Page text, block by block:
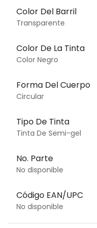
Color Del Barril
Transparente
Color De La Tinta
Color Negro
Forma Del Cuerpo
Circular
Tipo De Tinta
Tinta De Semi-gel
No. Parte
No disponible
Código EAN/UPC
No disponible